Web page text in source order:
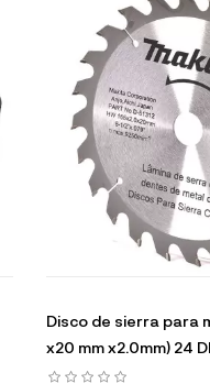
Disco de sierra para
x20 mm x2.0mm) 24